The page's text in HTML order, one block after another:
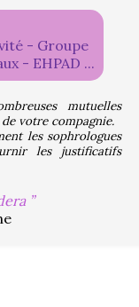
- Groupe
- EHPAD ...
mutuelles
votre compagnie.
les sophrologues
les justificatifs